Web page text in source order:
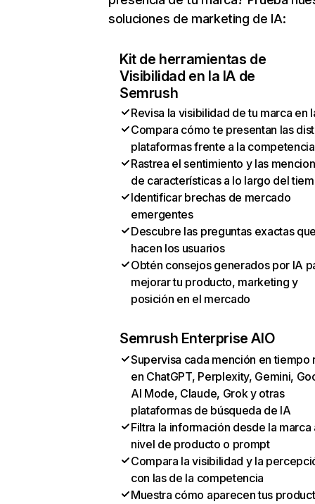
soluciones de marketing de IA:
Kit de herramientas de
Visibilidad en la IA de
Semrush
Revisa la visibilidad de tu marca en
Compara cómo te presentan las
plataformas frente a la competencia
Rastrea el sentimiento y las
de características a lo largo del
Identificar brechas de mercado
emergentes
Descubre las preguntas exactas
hacen los usuarios
Obtén consejos generados por IA
mejorar tu producto, marketing y
posición en el mercado
Semrush Enterprise AIO
Supervisa cada mención en tiempo
en ChatGPT, Perplexity, Gemini,
AI Mode, Claude, Grok y otras
plataformas de búsqueda de IA
Filtra la información desde la marca
nivel de producto o prompt
Compara la visibilidad y la
con las de la competencia
Muestra cómo aparecen tus